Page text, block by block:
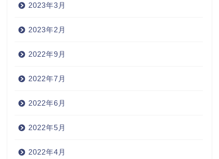
2023年3月
2023年2月
2022年9月
2022年7月
2022年6月
2022年5月
2022年4月